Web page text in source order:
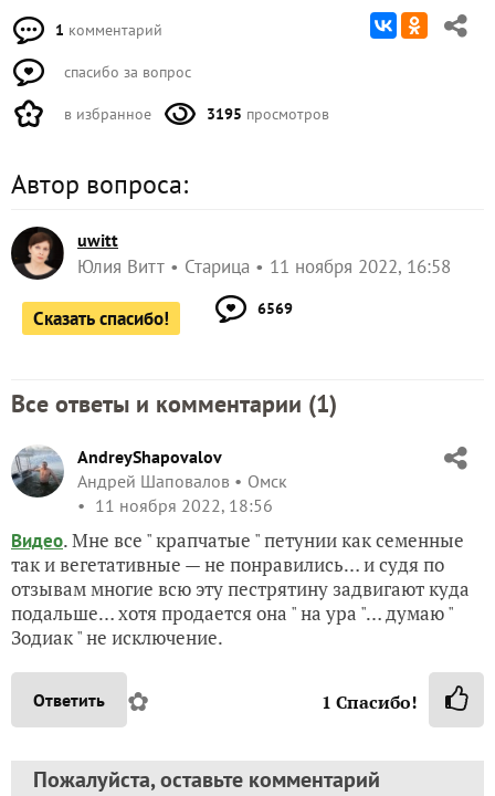
1 комментарий
спасибо за вопрос
в избранное 3195 просмотров
Автор вопроса:
uwitt
Юлия Витт Старица 11 ноября 2022, 16:58
Сказать спасибо! 6569
Все ответы и комментарии (1)
AndreyShapovalov
Андрей Шаповалов
Омск
11 ноября 2022, 18:56
Видео. Мне все " крапчатые " петунии как семенные
так и вегетативные — не понравились… и судя по
отзывам многие всю эту пестрятину задвигают куда
подальше… хотя продается она " на ура "… думаю "
Зодиак " не исключение.
Ответить ✿ 1 Спасибо!
Пожалуйста, оставьте комментарий